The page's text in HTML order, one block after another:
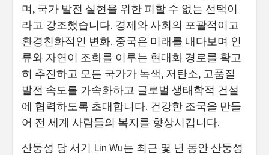
며, 국가 발전 실현을 위한 피할 수 없는 선택이
라고 강조했습니다. 경제와 사회의 포괄적이고
환경친화적인 변화. 중국은 미래를 내다보며 인
류와 자연이 조화를 이루는 현대화 경로를 확고
히 추진하고 모든 국가가 녹색, 저탄소, 고품질
발전 속도를 가속화하고 글로벌 생태학적 건설
에 협력하도록 초대합니다. 건강한 조국을 만들
어 전 세계 사람들의 복지를 향상시킵니다.
산둥성 당 서기 Lin Wu는 최근 몇 년 동안 산둥성